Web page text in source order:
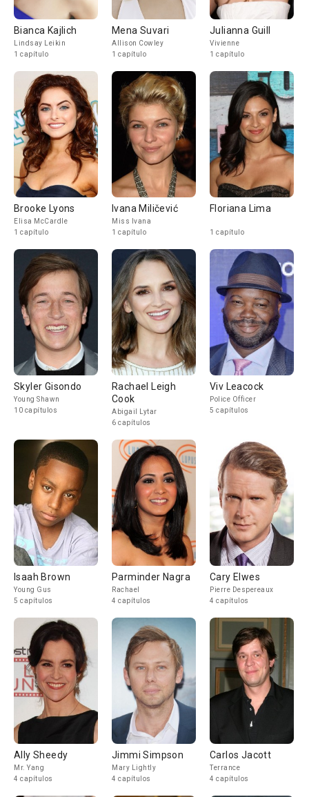
Bianca Kajlich
Lindsay Leikin
1 capítulo
Mena Suvari
Allison Cowley
1 capítulo
Julianna Guill
Vivienne
1 capítulo
Brooke Lyons
Elisa McCardle
1 capítulo
Ivana Miličević
Miss Ivana
1 capítulo
Floriana Lima
1 capítulo
Skyler Gisondo
Young Shawn
10 capítulos
Rachael Leigh
Cook
Abigail Lytar
6 capítulos
Viv Leacock
Police Officer
5 capítulos
Isaah Brown
Young Gus
5 capítulos
Parminder Nagra
Rachael
4 capítulos
Cary Elwes
Pierre Despereaux
4 capítulos
Ally Sheedy
Mr. Yang
4 capítulos
Jimmi Simpson
Mary Lightly
4 capítulos
Carlos Jacott
Terrance
4 capítulos